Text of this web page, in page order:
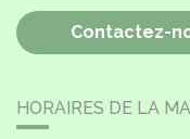
Contactez-
HORAIRES DE LA